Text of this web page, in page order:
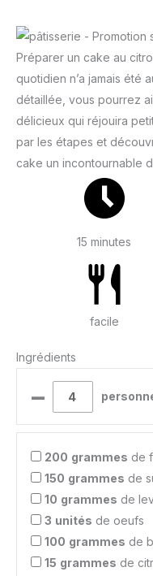
Préparer un cake au
quotidien n’a jamais été
détaillée, vous pourrez
délicieux qui réjouira
par les étapes et
cake un incontournable
15 minutes
facile
Ingrédients
–
200 grammes de
150 grammes de
10 grammes de
3 unités de oeufs
100 grammes de
15 grammes de